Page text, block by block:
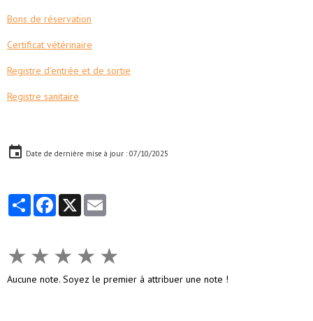
Bons de réservation
Certificat vétérinaire
Registre d'entrée et de sortie
Registre sanitaire
Date de dernière mise à jour : 07/10/2025
PartagerFacebook
X
★ ★ ★ ★ ★
Aucune note. Soyez le premier à attribuer une note !